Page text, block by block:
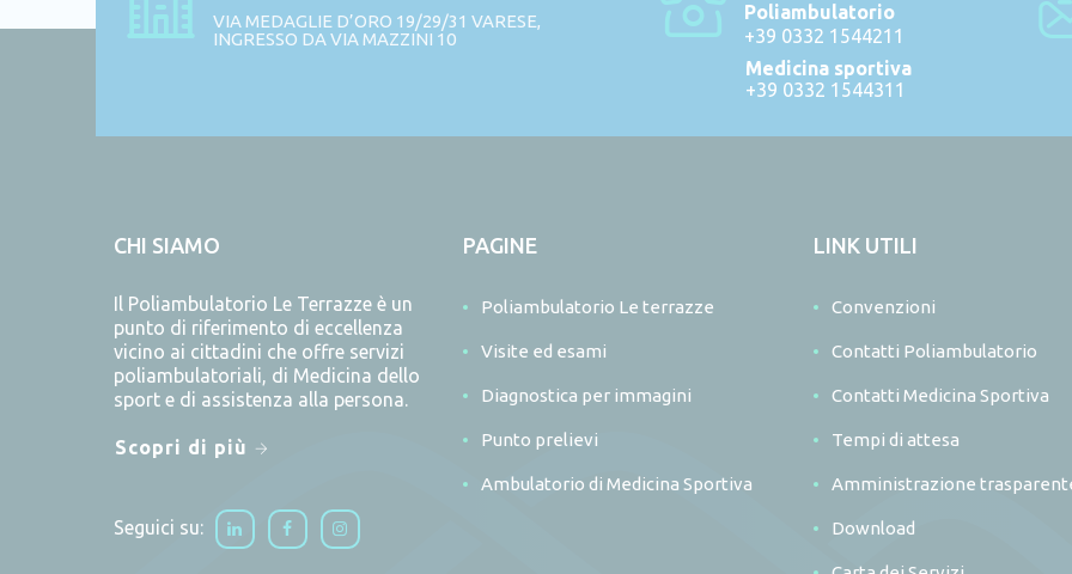
VIA MEDAGLIE D’ORO 19/29/31 VARESE,
INGRESSO DA VIA MAZZINI 10
Poliambulatorio
+39 0332 1544211
Medicina sportiva
+39 0332 1544311
CHI SIAMO
Il Poliambulatorio Le Terrazze è un
punto di riferimento di eccellenza
vicino ai cittadini che offre servizi
poliambulatoriali, di Medicina dello
sport e di assistenza alla persona.
Scopri di più
Seguici su:
PAGINE
Poliambulatorio Le terrazze
Visite ed esami
Diagnostica per immagini
Punto prelievi
Ambulatorio di Medicina Sportiva
LINK UTILI
Convenzioni
Contatti Poliambulatorio
Contatti Medicina Sportiva
Tempi di attesa
Amministrazione
Download